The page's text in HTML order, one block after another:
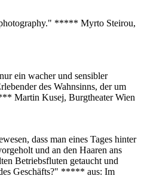
***** Myrto Steirou,
ein wacher und sensibler
des Wahnsinns, der um
Martin Kusej, Burgtheater Wien
dass man eines Tages hinter
und an den Haaren ans
Betriebsfluten getaucht und
Geschäfts?" ***** aus: Im